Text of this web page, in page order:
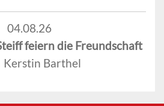
04.08.26
feiern die Freundschaft
Barthel